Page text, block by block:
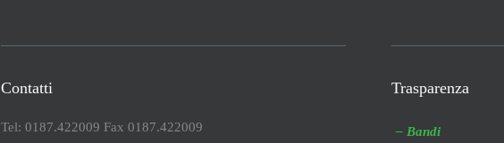
Contatti
Tel: 0187.422009 Fax 0187.422009
Trasparenza
– Bandi